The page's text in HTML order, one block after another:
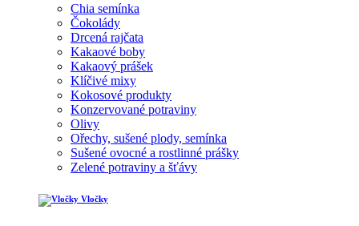
Chia semínka
Čokolády
Drcená rajčata
Kakaové boby
Kakaový prášek
Klíčivé mixy
Kokosové produkty
Konzervované potraviny
Olivy
Ořechy, sušené plody, semínka
Sušené ovocné a rostlinné prášky
Zelené potraviny a šťávy
Vločky